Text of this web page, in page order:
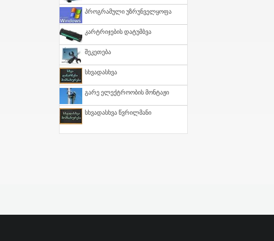
Პროგრამული Უზრუნველყოფა
Კარტრიჯების Დატუმბვა
Შეკეთება
Სხვადასხვა
Გარე Ელექტროობის Მონტაჟი
Სხვადასხვა Წვრილმანი